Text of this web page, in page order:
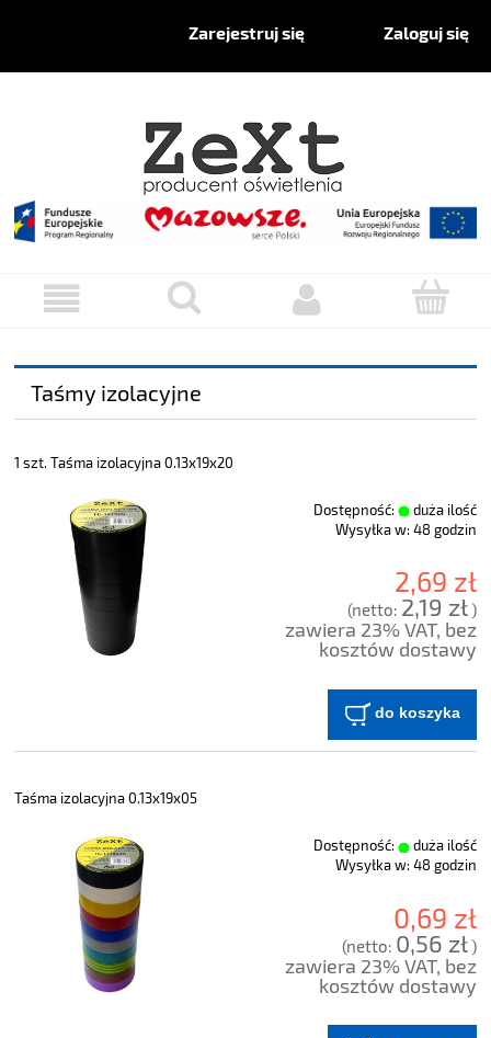
Zarejestruj się Zaloguj się
Taśmy izolacyjne
1 szt. Taśma izolacyjna 0.13x19x20
Dostępność:
duża ilość
Wysyłka w: 48 godzin
2,69 zł
(netto: 2,19 zł)
zawiera 23% VAT, bez
kosztów dostawy
do koszyka
Taśma izolacyjna 0.13x19x05
Dostępność:
duża ilość
Wysyłka w: 48 godzin
0,69 zł
(netto: 0,56 zł)
zawiera 23% VAT, bez
kosztów dostawy